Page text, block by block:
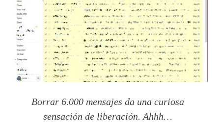
Borrar 6.000 mensajes da una curiosa
sensación de liberación. Ahhh…